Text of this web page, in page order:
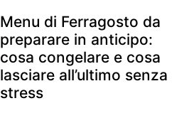
Menu di Ferragosto da
preparare in anticipo:
cosa congelare e cosa
lasciare all’ultimo senza
stress